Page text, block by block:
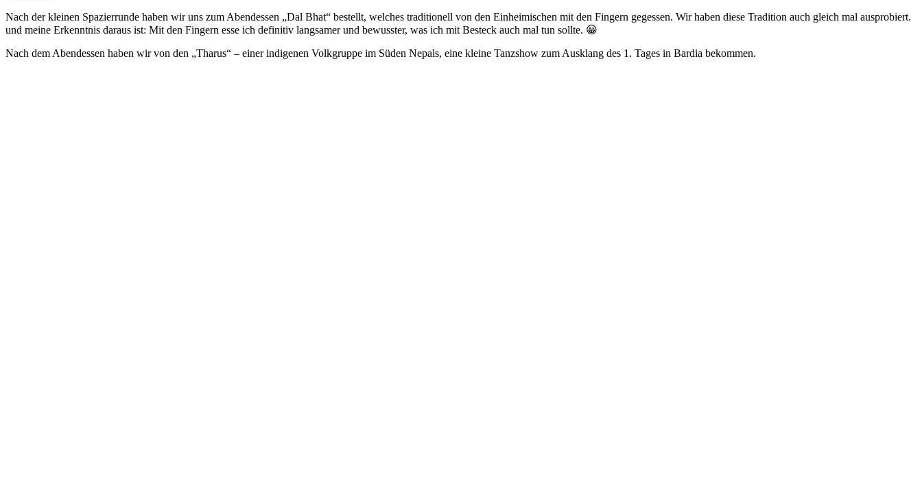
Nach der kleinen Spazierrunde haben wir uns zum Abendessen „Dal Bhat“ bestellt, welches traditionell von den Einheimischen mit den Fingern gegessen. Wir haben diese Tradition auch gleich mal ausprobiert.
und meine Erkenntnis daraus ist: Mit den Fingern esse ich definitiv langsamer und bewusster, was ich mit Besteck auch mal tun sollte. 😀
Nach dem Abendessen haben wir von den „Tharus“ – einer indigenen Volkgruppe im Süden Nepals, eine kleine Tanzshow zum Ausklang des 1. Tages in Bardia bekommen.